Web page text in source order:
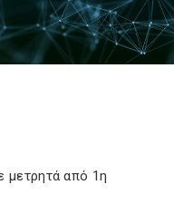
μετρητά από 1η